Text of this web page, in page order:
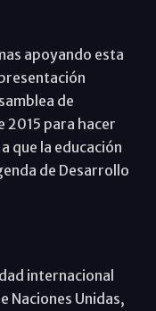
apoyando esta
de
2015 para hacer
que la educación
de Desarrollo
internacional
Naciones Unidas,